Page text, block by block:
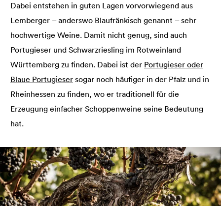
Dabei entstehen in guten Lagen vorvorwiegend aus
Lemberger – anderswo Blaufränkisch genannt – sehr
hochwertige Weine. Damit nicht genug, sind auch
Portugieser und Schwarzriesling im Rotweinland
Württemberg zu finden. Dabei ist der Portugieser oder
Blaue Portugieser sogar noch häufiger in der Pfalz und in
Rheinhessen zu finden, wo er traditionell für die
Erzeugung einfacher Schoppenweine seine Bedeutung
hat.